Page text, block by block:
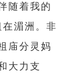
随着我的
湄洲。非
庙分灵妈
大力支